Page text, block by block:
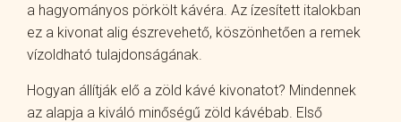
a hagyományos pörkölt kávéra. Az ízesített italokban
ez a kivonat alig észrevehető, köszönhetően a remek
vízoldható tulajdonságának.
Hogyan állítják elő a zöld kávé kivonatot? Mindennek
az alapja a kiváló minőségű zöld kávébab. Első